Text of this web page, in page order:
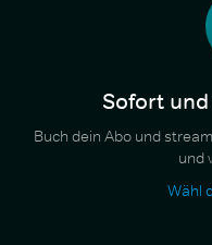
Sofort
Buch dein Abo und
und
Wähl